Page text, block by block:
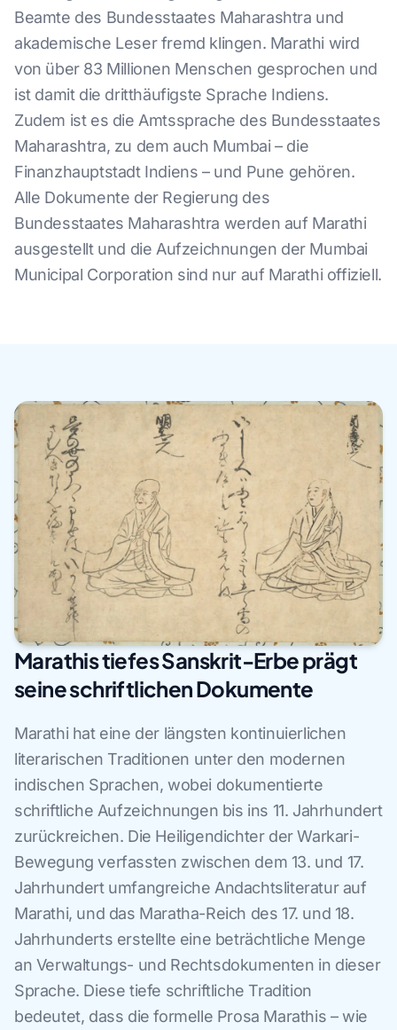
Beamte des Bundesstaates Maharashtra und
akademische Leser fremd klingen. Marathi wird
von über 83 Millionen Menschen gesprochen und
ist damit die dritthäufigste Sprache Indiens.
Zudem ist es die Amtssprache des Bundesstaates
Maharashtra, zu dem auch Mumbai – die
Finanzhauptstadt Indiens – und Pune gehören.
Alle Dokumente der Regierung des
Bundesstaates Maharashtra werden auf Marathi
ausgestellt und die Aufzeichnungen der Mumbai
Municipal Corporation sind nur auf Marathi offiziell.
Marathis tiefes Sanskrit-Erbe prägt
seine schriftlichen Dokumente
Marathi hat eine der längsten kontinuierlichen
literarischen Traditionen unter den modernen
indischen Sprachen, wobei dokumentierte
schriftliche Aufzeichnungen bis ins 11. Jahrhundert
zurückreichen. Die Heiligendichter der Warkari-
Bewegung verfassten zwischen dem 13. und 17.
Jahrhundert umfangreiche Andachtsliteratur auf
Marathi, und das Maratha-Reich des 17. und 18.
Jahrhunderts erstellte eine beträchtliche Menge
an Verwaltungs- und Rechtsdokumenten in dieser
Sprache. Diese tiefe schriftliche Tradition
bedeutet, dass die formelle Prosa Marathis – wie